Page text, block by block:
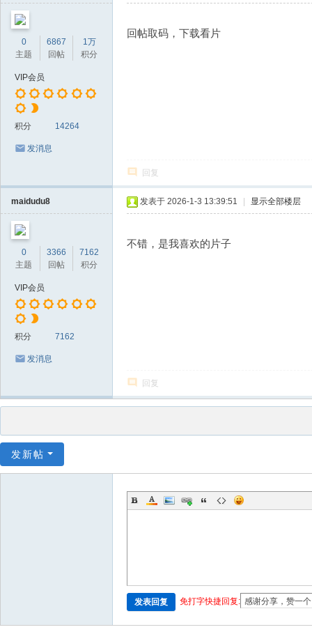
0
主题
6867
回帖
1万
积分
VIP会员
积分 14264
发消息
回帖取码，下载看片
回复
maidudu8
0
主题
3366
回帖
7162
积分
VIP会员
积分 7162
发消息
发表于 2026-1-3 13:39:51 显示全部楼层
不错，是我喜欢的片子
回复
发新帖
发表回复 免打字快捷回复: